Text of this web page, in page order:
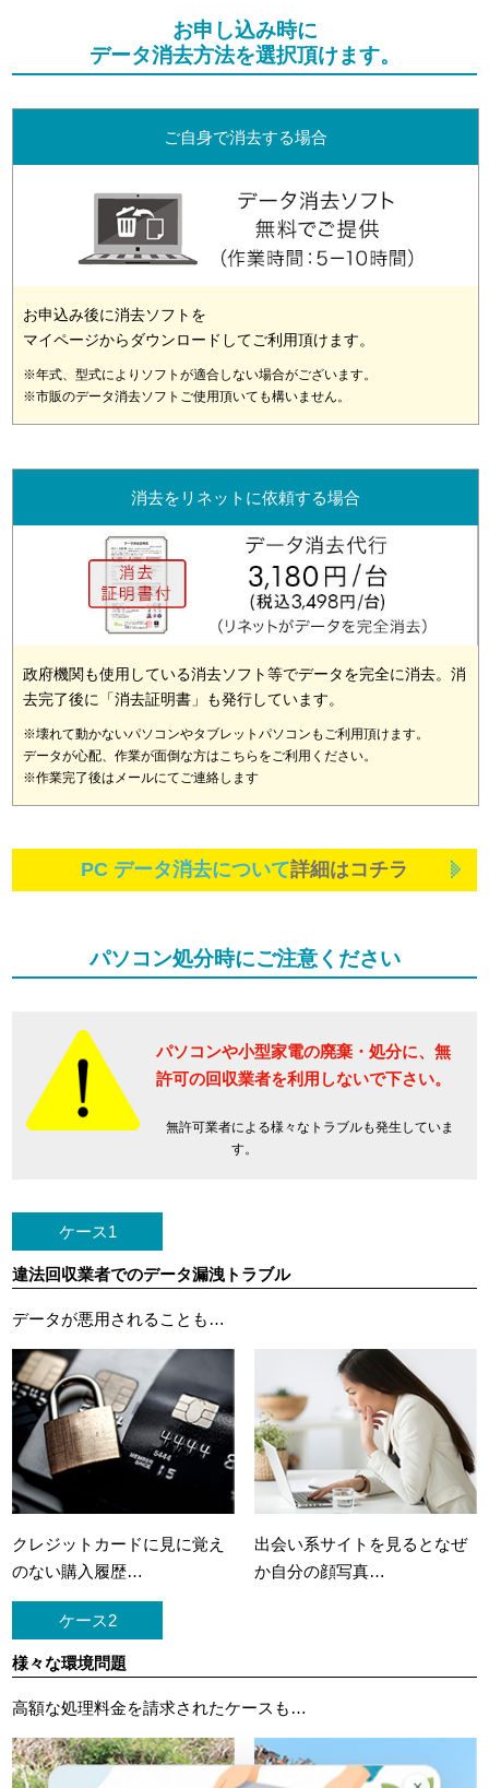
お申し込み時に
データ消去方法を選択頂けます。
ご自身で消去する場合
お申込み後に消去ソフトを
マイページからダウンロードしてご利用頂けます。
※年式、型式によりソフトが適合しない場合がございます。
※市販のデータ消去ソフトご使用頂いても構いません。
消去をリネットに依頼する場合
政府機関も使用している消去ソフト等でデータを完全に消去。消
去完了後に「消去証明書」も発行しています。
※壊れて動かないパソコンやタブレットパソコンもご利用頂けます。
データが心配、作業が面倒な方はこちらをご利用ください。
※作業完了後はメールにてご連絡します
PC データ消去について詳細はコチラ
パソコン処分時にご注意ください
パソコンや小型家電の廃棄・処分に、 無
許可の回収業者を利用しないで下さい。
無許可業者による様々なトラブルも発生していま
す。
ケース1
違法回収業者でのデータ漏洩トラブル
データが悪用されることも…
クレジットカードに 見に覚え
のない購入履歴…
出会い系サイトを見ると なぜ
か自分の顔写真…
ケース2
様々な環境問題
高額な処理料金を請求されたケースも…